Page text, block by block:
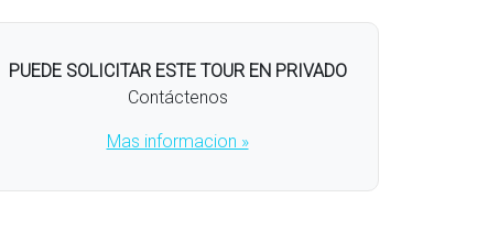
PUEDE SOLICITAR ESTE TOUR EN PRIVADO
Contáctenos
Mas informacion »